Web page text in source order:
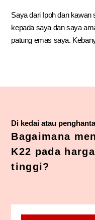
Saya dari Ipoh dan
kepada saya dan saya
patung emas saya.
Mereka menawarkan
niaga dilakukan. Mereka
sebelum menawarkan
ringan dan air.
Di kedai atau
Bagaimana
K22 pada
tinggi?